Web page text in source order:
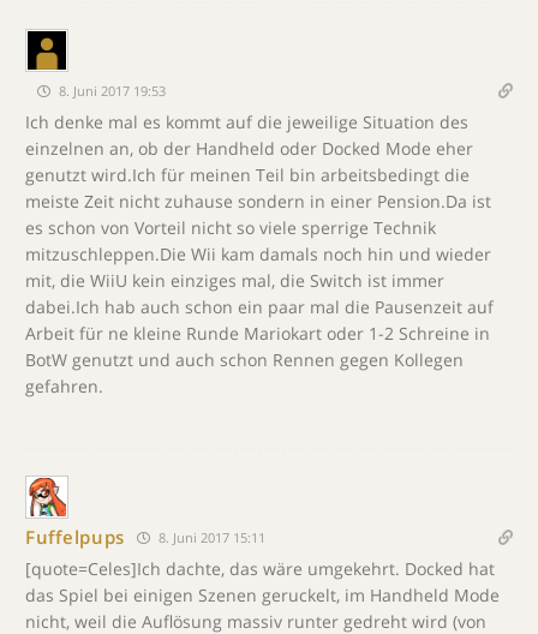
8. Juni 2017 19:53
Ich denke mal es kommt auf die jeweilige Situation des
einzelnen an, ob der Handheld oder Docked Mode eher
genutzt wird.Ich für meinen Teil bin arbeitsbedingt die
meiste Zeit nicht zuhause sondern in einer Pension.Da ist
es schon von Vorteil nicht so viele sperrige Technik
mitzuschleppen.Die Wii kam damals noch hin und wieder
mit, die WiiU kein einziges mal, die Switch ist immer
dabei.Ich hab auch schon ein paar mal die Pausenzeit auf
Arbeit für ne kleine Runde Mariokart oder 1-2 Schreine in
BotW genutzt und auch schon Rennen gegen Kollegen
gefahren.
Fuffelpups 8. Juni 2017 15:11
[quote=Celes]Ich dachte, das wäre umgekehrt. Docked hat
das Spiel bei einigen Szenen geruckelt, im Handheld Mode
nicht, weil die Auflösung massiv runter gedreht wird (von